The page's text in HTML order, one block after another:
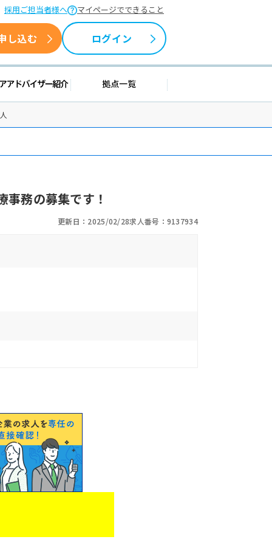
採用ご担当者様へ マイページでできること
し込む ログイン
情報 キャリアアドバイザー紹介拠点一覧
務の募集です！
更新日：2025/02/28求人番号：9137934